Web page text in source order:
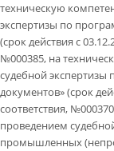
техническую
экспертизы по
(срок действия с
№000385, на
судебной экспертизы
документов» (срок
соответствия,
проведением
промышленных